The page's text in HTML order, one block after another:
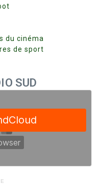
du cinéma
de sport
SUD